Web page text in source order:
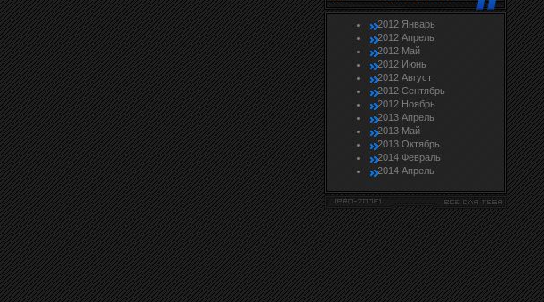
2012 Январь
2012 Апрель
2012 Май
2012 Июнь
2012 Август
2012 Сентябрь
2012 Ноябрь
2013 Апрель
2013 Май
2013 Октябрь
2014 Февраль
2014 Апрель